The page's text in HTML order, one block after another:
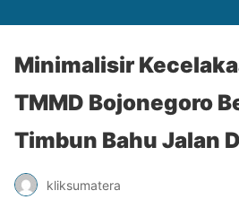
Minimalisir
TMMD Bojonegoro
Timbun Bahu Jalan
kliksumatera